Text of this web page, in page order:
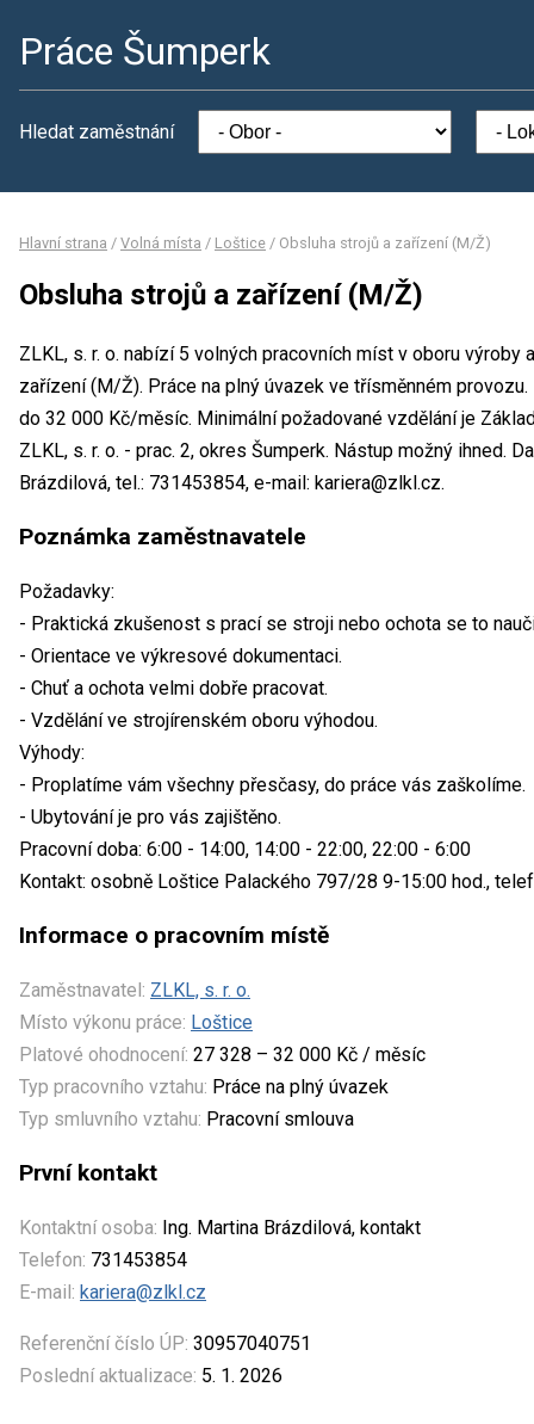
Práce Šumperk
Hledat zaměstnání
Hlavní strana / Volná místa / Loštice / Obsluha strojů a zařízení (M/Ž)
Obsluha strojů a zařízení (M/Ž)
ZLKL, s. r. o. nabízí 5 volných pracovních míst v oboru výroby
zařízení (M/Ž). Práce na plný úvazek ve třísměnném
do 32 000 Kč/měsíc. Minimální požadované vzdělání je
ZLKL, s. r. o. - prac. 2, okres Šumperk. Nástup možný ihned.
Brázdilová, tel.: 731453854, e-mail: kariera@zlkl.cz.
Poznámka zaměstnavatele
Požadavky:
- Praktická zkušenost s prací se stroji nebo ochota se to
- Orientace ve výkresové dokumentaci.
- Chuť a ochota velmi dobře pracovat.
- Vzdělání ve strojírenském oboru výhodou.
Výhody:
- Proplatíme vám všechny přesčasy, do práce vás zaškolíme.
- Ubytování je pro vás zajištěno.
Pracovní doba: 6:00 - 14:00, 14:00 - 22:00, 22:00 - 6:00
Kontakt: osobně Loštice Palackého 797/28 9-15:00 hod.,
Informace o pracovním místě
Zaměstnavatel: ZLKL, s. r. o.
Místo výkonu práce: Loštice
Platové ohodnocení: 27 328 – 32 000 Kč / měsíc
Typ pracovního vztahu: Práce na plný úvazek
Typ smluvního vztahu: Pracovní smlouva
První kontakt
Kontaktní osoba: Ing. Martina Brázdilová, kontakt
Telefon: 731453854
E-mail: kariera@zlkl.cz
Referenční číslo ÚP: 30957040751
Poslední aktualizace: 5. 1. 2026